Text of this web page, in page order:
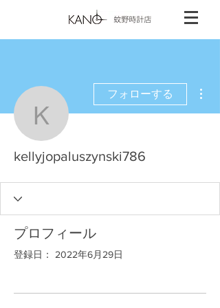
フォローする
kellyjopaluszynski786
プロフィール
登録日： 2022年6月29日